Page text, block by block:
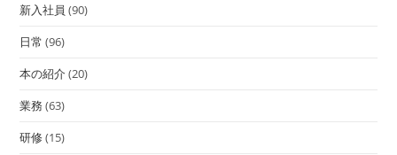
新入社員 (90)
日常 (96)
本の紹介(20)
業務(63)
研修(15)